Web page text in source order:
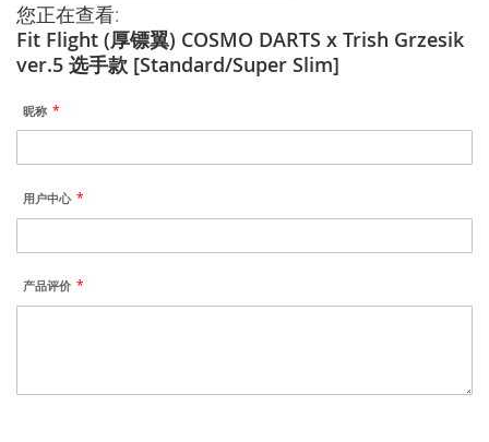
您正在查看:
Fit Flight (厚镖翼) COSMO DARTS x Trish Grzesik
ver.5 选手款 [Standard/Super Slim]
昵称
用户中心
产品评价